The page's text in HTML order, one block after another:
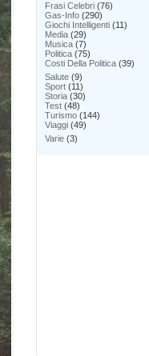
Frasi Celebri (76)
Gas-Info (290)
Giochi Intelligenti (11)
Media (29)
Musica (7)
Politica (75)
Costi Della Politica (39)
Salute (9)
Sport (11)
Storia (30)
Test (48)
Turismo (144)
Viaggi (49)
Varie (3)